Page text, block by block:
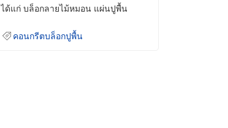
ได้แก่ บล็อกลายไม้หมอน แผ่นปูพื้น
คอนกรีตบล็อกปูพื้น